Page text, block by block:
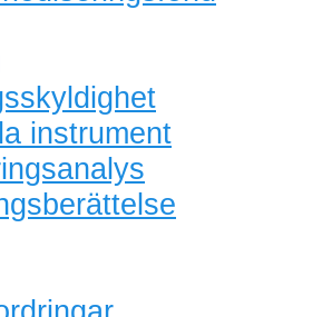
instrument